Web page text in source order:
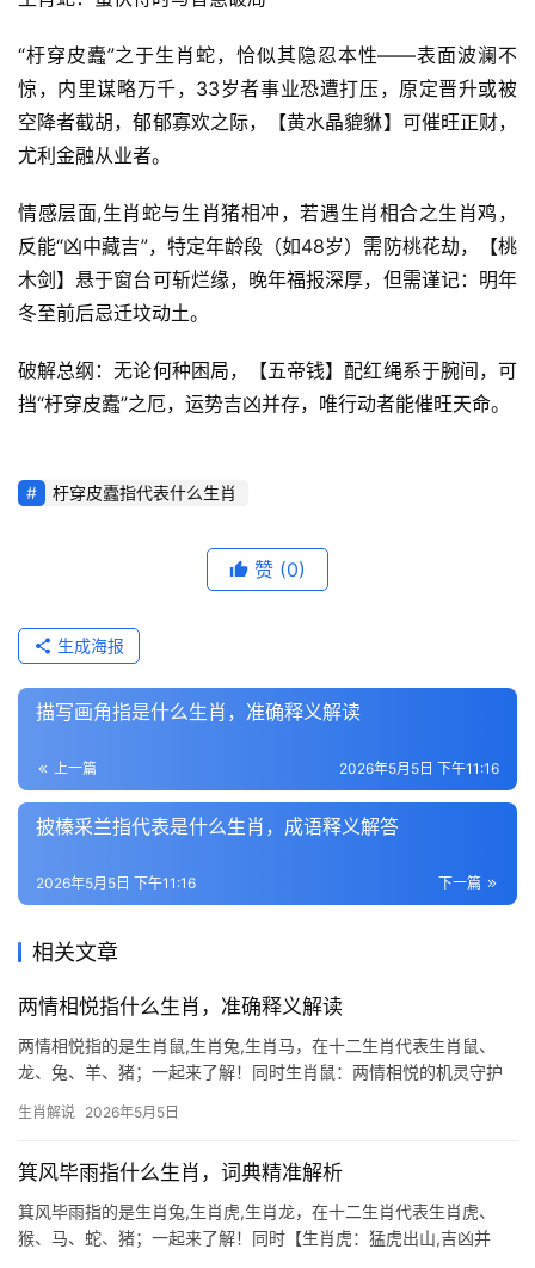
“杅穿皮蠹”之于生肖蛇，恰似其隐忍本性——表面波澜不
惊，内里谋略万千，33岁者事业恐遭打压，原定晋升或被
空降者截胡，郁郁寡欢之际，【黄水晶貔貅】可催旺正财，
尤利金融从业者。
情感层面,生肖蛇与生肖猪相冲，若遇生肖相合之生肖鸡，
反能“凶中藏吉”，特定年龄段（如48岁）需防桃花劫，【桃
木剑】悬于窗台可斩烂缘，晚年福报深厚，但需谨记：明年
冬至前后忌迁坟动土。
破解总纲：无论何种困局，【五帝钱】配红绳系于腕间，可
挡“杅穿皮蠹”之厄，运势吉凶并存，唯行动者能催旺天命。
杅穿皮蠹指代表什么生肖
赞 (0)
生成海报
描写画角指是什么生肖，准确释义解读
上一篇 2026年5月5日 下午11:16
披榛采兰指代表是什么生肖，成语释义解答
下一篇
2026年5月5日 下午11:16
相关文章
两情相悦指什么生肖，准确释义解读
两情相悦指的是生肖鼠,生肖兔,生肖马，在十二生肖代表生肖鼠、
龙、兔、羊、猪；一起来了解！同时生肖鼠：两情相悦的机灵守护
现在“灵犀相通”的默契中，民间有“鼠配龙，万年红”之说，意指生肖
生肖解说 2026年5月5日
箕风毕雨指什么生肖，词典精准解析
箕风毕雨指的是生肖兔,生肖虎,生肖龙，在十二生肖代表生肖虎、
猴、马、蛇、猪；一起来了解！同时【生肖虎：猛虎出山,吉凶并